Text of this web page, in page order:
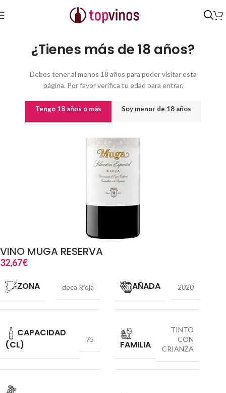
¿Tienes más de 18 años?
Debes tener al menos 18 años para poder visitar esta
página. Por favor verifica tu edad para entrar.
Tengo 18 años o más Soy menor de 18 años
Inicio Vinos por origen/LA RIOJA /D.O.c.a. Rioja
VINO MUGA RESERVA
32,67€
ZONA doca Rioja AÑADA 2020
CAPACIDAD
(CL)
75 FAMILIA
TINTO
CON
CRIANZA